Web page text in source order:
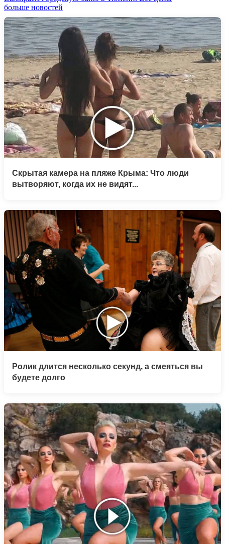
больше новостей
Скрытая камера на пляже Крыма: Что люди
вытворяют, когда их не видят...
Ролик длится несколько секунд, а смеяться вы
будете долго